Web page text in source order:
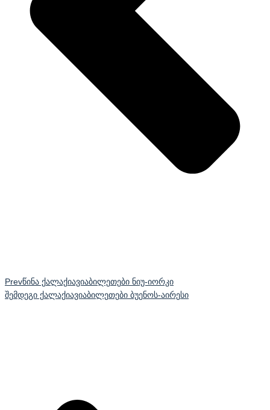
Prevწინა ქალაქიავიაბილეთები ნიუ-იორკი
შემდეგი ქალაქიავიაბილეთები ბუენოს-აირესი